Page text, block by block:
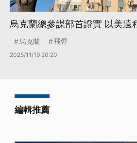
烏克蘭總參謀部首證實 以美遠
烏克蘭 飛彈
2025/11/19 20:20
編輯推薦